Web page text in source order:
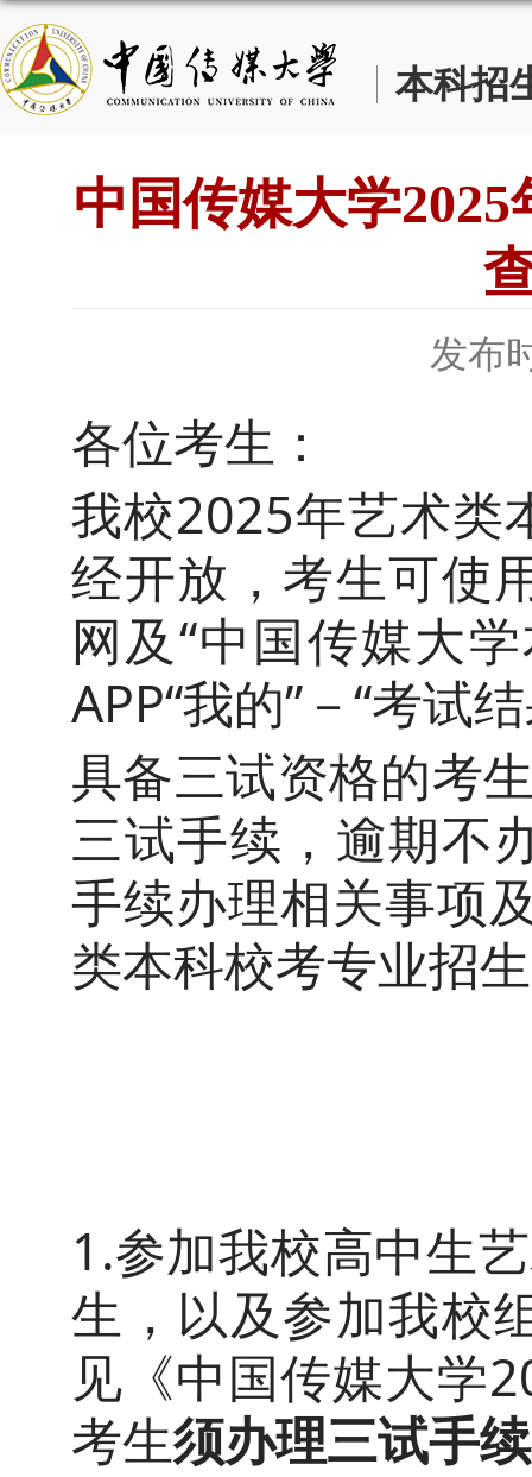
本科招
中国传媒大学
发布
各位考生：
我校2025年艺术类
经开放，考生可使
网及“中国传媒大
APP“我的”－“考试
具备三试资格的考
三试手续，逾期不
手续办理相关事项
类本科校考专业招
1.参加我校高中生
生，以及参加我校
见《中国传媒大学
考生须办理三试手续